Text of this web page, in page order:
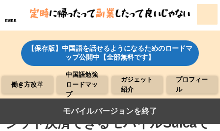
menu
【保存版】中国語を話せるようになるためのロードマ
ップ公開中【全部無料です】
働き方改革
中国語勉強
ロードマッ
プ
ガジェット
紹介
プロフィー
ル
チャージも決済も。交通系ICはクレ
ジット決済できるモバイルSuicaで
モバイルバージョンを終了